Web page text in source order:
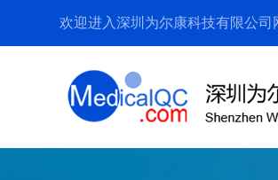
欢迎进入深圳为尔康科技有限公司